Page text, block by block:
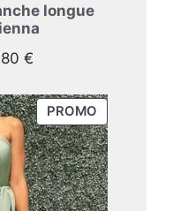
longue
:
€.
€Le
actuel
est :
44,80 €.
PROMOPRODUIT
EN